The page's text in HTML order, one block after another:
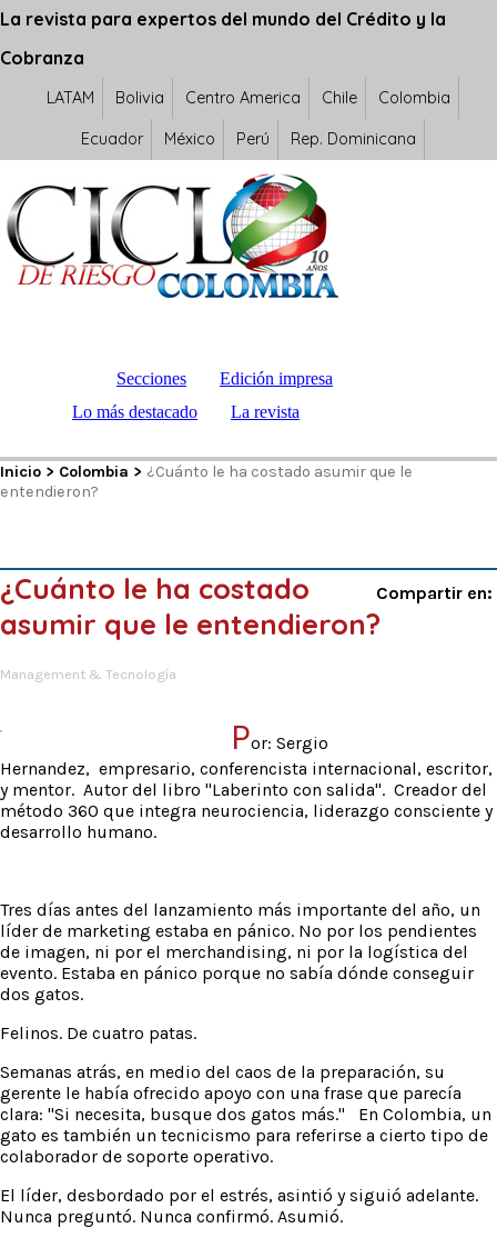
La revista para expertos del mundo del Crédito y la
Cobranza
LATAM Bolivia Centro America Chile Colombia
Ecuador México Perú Rep. Dominicana
Secciones
Edición impresa
Lo más destacado
La revista
Inicio > Colombia > ¿Cuánto le ha costado asumir que le
entendieron?
¿Cuánto le ha costado
asumir que le entendieron?
Compartir en:
Management & Tecnología
Por: Sergio
Hernandez, empresario, conferencista internacional, escritor,
y mentor. Autor del libro "Laberinto con salida". Creador del
método 360 que integra neurociencia, liderazgo consciente y
desarrollo humano.
Tres días antes del lanzamiento más importante del año, un
líder de marketing estaba en pánico. No por los pendientes
de imagen, ni por el merchandising, ni por la logística del
evento. Estaba en pánico porque no sabía dónde conseguir
dos gatos.
Felinos. De cuatro patas.
Semanas atrás, en medio del caos de la preparación, su
gerente le había ofrecido apoyo con una frase que parecía
clara: "Si necesita, busque dos gatos más." En Colombia, un
gato es también un tecnicismo para referirse a cierto tipo de
colaborador de soporte operativo.
El líder, desbordado por el estrés, asintió y siguió adelante.
Nunca preguntó. Nunca confirmó. Asumió.